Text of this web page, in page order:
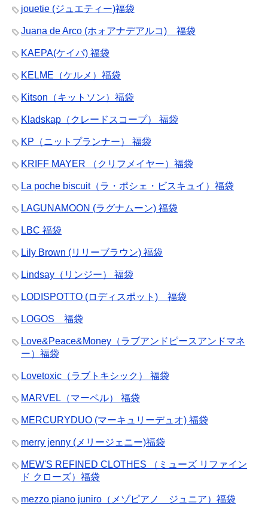
jouetie (ジュエティー)福袋
Juana de Arco (ホォアナデアルコ) 福袋
KAEPA(ケイパ) 福袋
KELME（ケルメ）福袋
Kitson（キットソン）福袋
Kladskap（クレードスコープ） 福袋
KP（ニットプランナー） 福袋
KRIFF MAYER （クリフメイヤー）福袋
La poche biscuit（ラ・ポシェ・ビスキュイ）福袋
LAGUNAMOON (ラグナムーン) 福袋
LBC 福袋
Lily Brown (リリーブラウン) 福袋
Lindsay（リンジー） 福袋
LODISPOTTO (ロディスポット) 福袋
LOGOS 福袋
Love&Peace&Money（ラブアンドピースアンドマネ
ー）福袋
Lovetoxic（ラブトキシック） 福袋
MARVEL（マーベル） 福袋
MERCURYDUO (マーキュリーデュオ) 福袋
merry jenny (メリージェニー)福袋
MEW'S REFINED CLOTHES （ミューズ リファイン
ド クローズ）福袋
mezzo piano juniro（メゾピアノ ジュニア）福袋